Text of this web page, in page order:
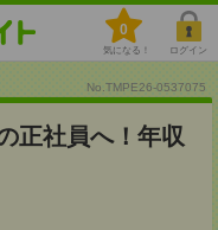
0
気になる！ ログイン
No.TMPE26-0537075
正社員へ！年収